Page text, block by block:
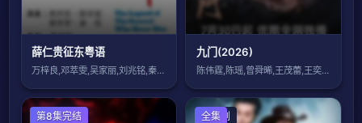
薛仁贵征东粤语
万梓良,邓萃雯,吴家丽,刘兆铭,秦煌,陈
九门(2026)
陈伟霆,陈瑶,曾舜晞,王茂蕾,王奕婷,李
泰国剧
第8集完结 国产剧
全集